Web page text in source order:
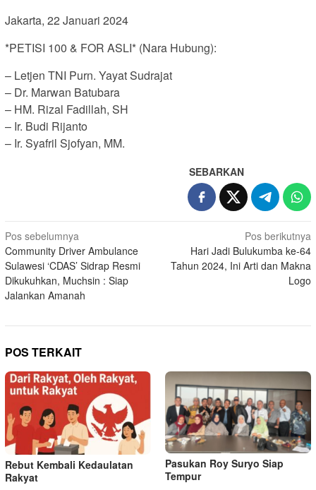
Jakarta, 22 Januari 2024
*PETISI 100 & FOR ASLI* (Nara Hubung):
– Letjen TNI Purn. Yayat Sudrajat
– Dr. Marwan Batubara
– HM. Rizal Fadillah, SH
– Ir. Budi Rijanto
– Ir. Syafril Sjofyan, MM.
SEBARKAN
Navigasi
pos
Pos sebelumnya
Community Driver Ambulance
Sulawesi ‘CDAS’ Sidrap Resmi
Dikukuhkan, Muchsin : Siap
Jalankan Amanah
Pos berikutnya
Hari Jadi Bulukumba ke-64
Tahun 2024, Ini Arti dan Makna
Logo
POS TERKAIT
Rebut Kembali Kedaulatan
Rakyat
Pasukan Roy Suryo Siap
Tempur